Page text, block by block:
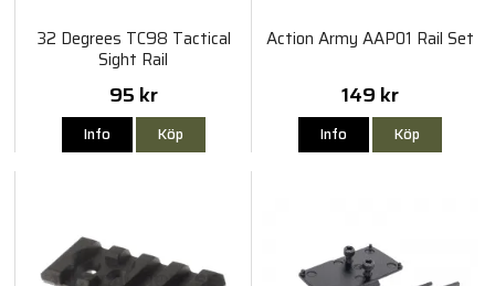
32 Degrees TC98 Tactical
Sight Rail
95 kr
Info Köp
Action Army AAP01 Rail Set
149 kr
Info Köp